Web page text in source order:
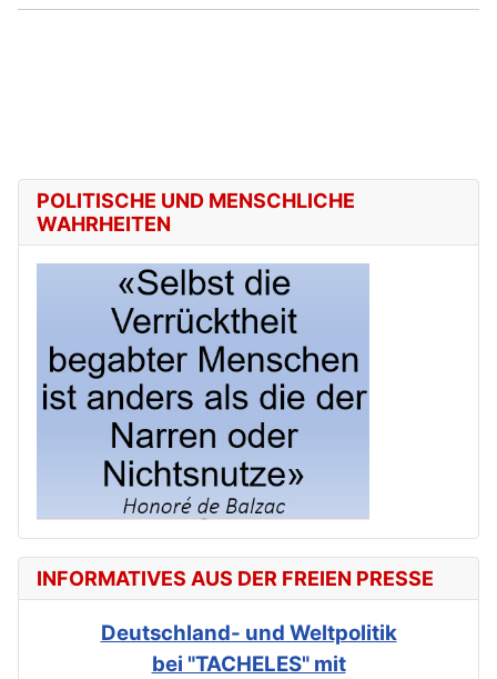
POLITISCHE UND MENSCHLICHE
WAHRHEITEN
INFORMATIVES AUS DER FREIEN PRESSE
Deutschland- und Weltpolitik
bei "TACHELES" mit